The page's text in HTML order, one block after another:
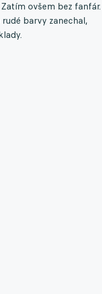
ovšem bez fanfár.
barvy zanechal,